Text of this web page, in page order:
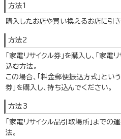
方法1
購入したお店や買い換えるお店に引き
方法2
「家電リサイクル券」を購入し、「家
込む方法。
この場合、「料金郵便振込方式」とい
券」を購入し、持ち込んでください。
方法3
「家電リサイクル品引取場所」まで
法。